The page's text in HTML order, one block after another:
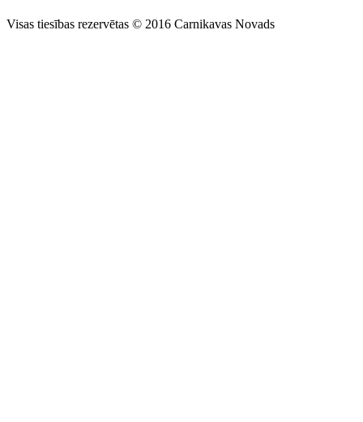
Visas tiesības rezervētas © 2016 Carnikavas Novads